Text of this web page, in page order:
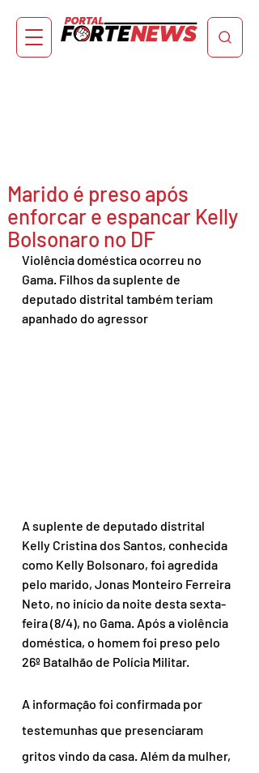
Marido é preso após
enforcar e espancar Kelly
Bolsonaro no DF
Violência doméstica ocorreu no
Gama. Filhos da suplente de
deputado distrital também teriam
apanhado do agressor
A suplente de deputado distrital
Kelly Cristina dos Santos, conhecida
como Kelly Bolsonaro, foi agredida
pelo marido, Jonas Monteiro Ferreira
Neto, no início da noite desta sexta-
feira (8/4), no Gama. Após a violência
doméstica, o homem foi preso pelo
26º Batalhão de Polícia Militar.
A informação foi confirmada por
testemunhas que presenciaram
gritos vindo da casa. Além da mulher,